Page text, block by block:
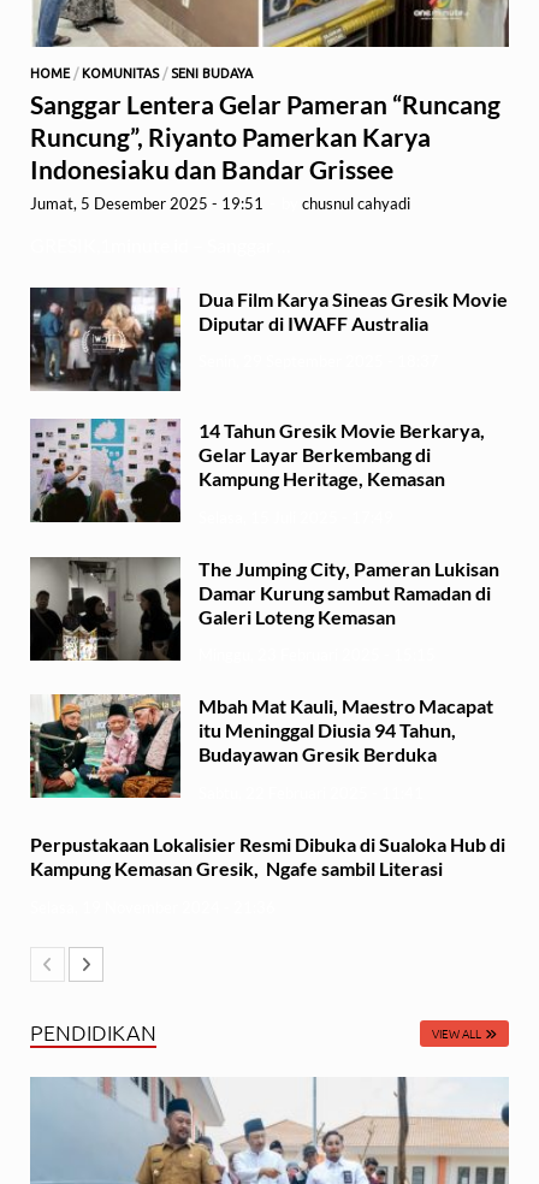
HOME / KOMUNITAS/ SENI BUDAYA
Sanggar Lentera Gelar Pameran “Runcang
Runcung”, Riyanto Pamerkan Karya
Indonesiaku dan Bandar Grissee
Jumat, 5 Desember 2025 - 19:51 chusnul cahyadi
Dua Film Karya Sineas Gresik Movie
Diputar di IWAFF Australia
14 Tahun Gresik Movie Berkarya,
Gelar Layar Berkembang di
Kampung Heritage, Kemasan
The Jumping City, Pameran Lukisan
Damar Kurung sambut Ramadan di
Galeri Loteng Kemasan
Mbah Mat Kauli, Maestro Macapat
itu Meninggal Diusia 94 Tahun,
Budayawan Gresik Berduka
Perpustakaan Lokalisier Resmi Dibuka di Sualoka Hub di
Kampung Kemasan Gresik, Ngafe sambil Literasi
PENDIDIKAN VIEW ALL